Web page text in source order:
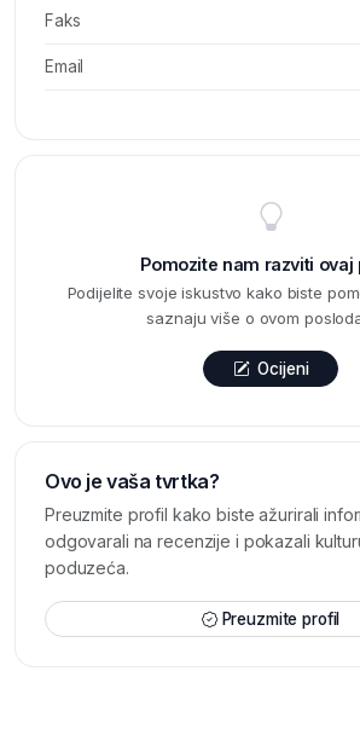
Faks
Email
Pomozite nam razviti ovaj
Podijelite svoje iskustvo kako biste
saznaju više o ovom
Ocijeni
Ovo je vaša tvrtka?
Preuzmite profil kako biste ažurirali
odgovarali na recenzije i pokazali
poduzeća.
Preuzmite profil